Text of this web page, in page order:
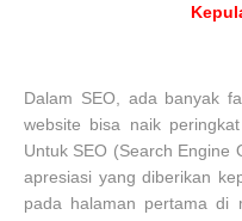
Dalam SEO, ada banyak
website bisa naik
Untuk SEO (Search Engine
apresiasi yang diberikan
pada halaman pertama di